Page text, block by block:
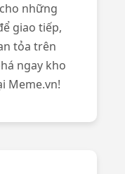
những
giao tiếp,
tỏa trên
ngay kho
Meme.vn!